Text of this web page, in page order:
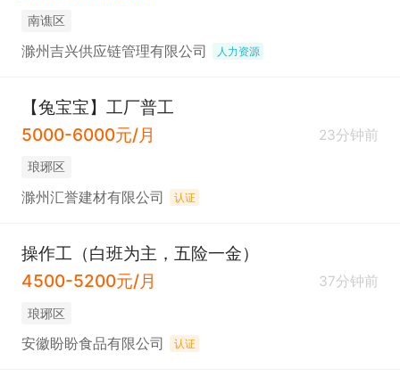
南谯区
滁州吉兴供应链管理有限公司 人力资源
【兔宝宝】工厂普工
5000-6000元/月
23分钟前
琅琊区
滁州汇誉建材有限公司 认证
操作工（白班为主，五险一金）
4500-5200元/月
37分钟前
琅琊区
安徽盼盼食品有限公司 认证